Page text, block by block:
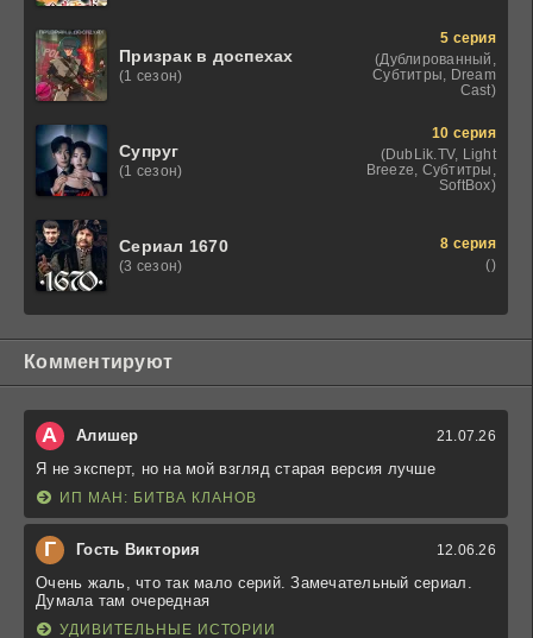
Призрак в доспехах
(1 сезон)
5 серия
(Дублированный,
Субтитры, Dream
Cast)
Супруг
(1 сезон)
10 серия
(DubLik.TV, Light
Breeze, Субтитры,
SoftBox)
Сериал 1670
(3 сезон)
8 серия
()
Комментируют
А Алишер 21.07.26
Я не эксперт, но на мой взгляд старая версия лучше
ИП МАН: БИТВА КЛАНОВ
Г Гость Виктория 12.06.26
Очень жаль, что так мало серий. Замечательный сериал.
Думала там очередная
УДИВИТЕЛЬНЫЕ ИСТОРИИ